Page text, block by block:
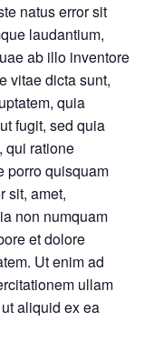
natus error sit
laudantium,
ab illo inventore
vitae dicta sunt,
quia
fugit, sed quia
qui ratione
porro quisquam
sit, amet,
non numquam
et dolore
Ut enim ad
ullam
aliquid ex ea